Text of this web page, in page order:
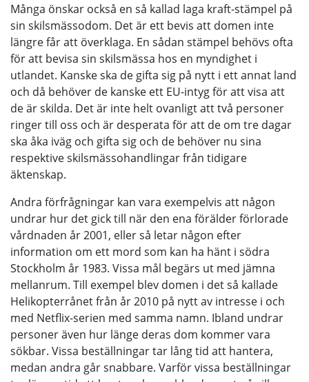
Många önskar också en så kallad laga kraft-stämpel på
sin skilsmässodom. Det är ett bevis att domen inte
längre får att överklaga. En sådan stämpel behövs ofta
för att bevisa sin skilsmässa hos en myndighet i
utlandet. Kanske ska de gifta sig på nytt i ett annat land
och då behöver de kanske ett EU-intyg för att visa att
de är skilda. Det är inte helt ovanligt att två personer
ringer till oss och är desperata för att de om tre dagar
ska åka iväg och gifta sig och de behöver nu sina
respektive skilsmässohandlingar från tidigare
äktenskap.
Andra förfrågningar kan vara exempelvis att någon
undrar hur det gick till när den ena förälder förlorade
vårdnaden år 2001, eller så letar någon efter
information om ett mord som kan ha hänt i södra
Stockholm år 1983. Vissa mål begärs ut med jämna
mellanrum. Till exempel blev domen i det så kallade
Helikopterrånet från år 2010 på nytt av intresse i och
med Netflix-serien med samma namn. Ibland undrar
personer även hur länge deras dom kommer vara
sökbar. Vissa beställningar tar lång tid att hantera,
medan andra går snabbare. Varför vissa beställningar